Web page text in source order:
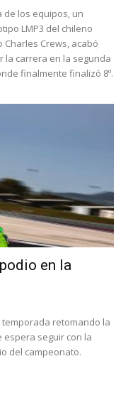
de los equipos, un
LMP3 del chileno
Crews, acabó
la carrera en la segunda
finalmente finalizó 8º.
en la
retomando la
espera seguir con la
del campeonato.